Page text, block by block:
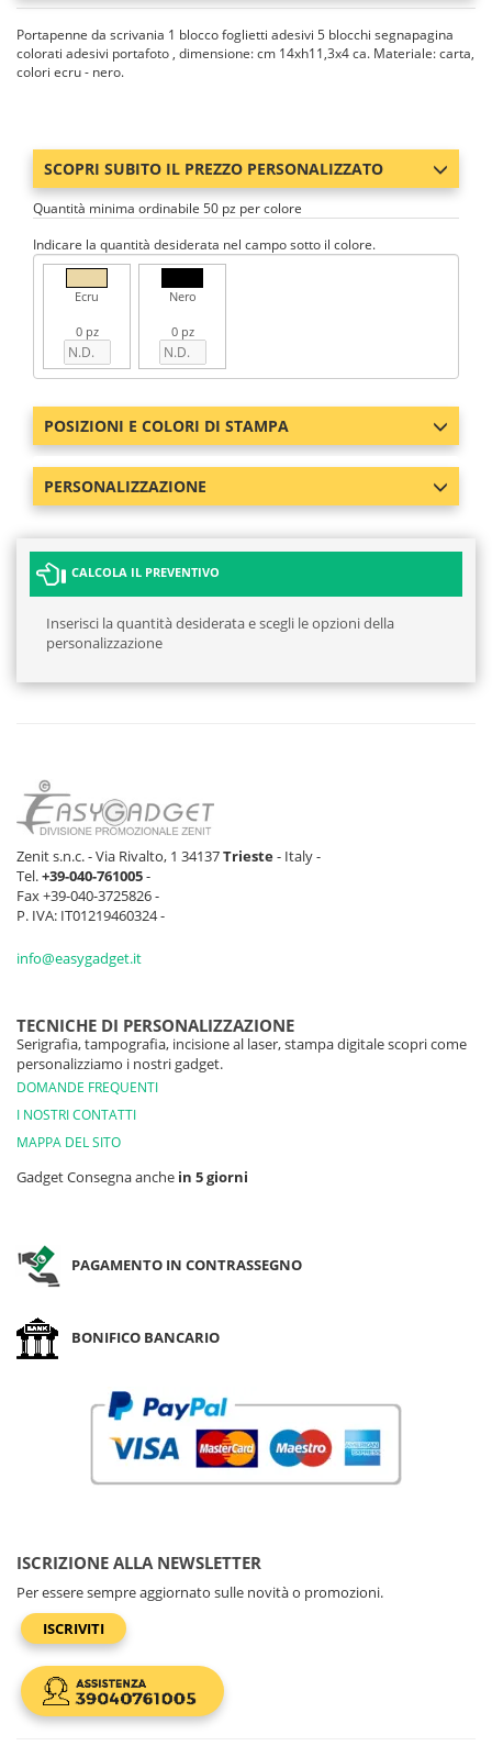
Portapenne da scrivania 1 blocco foglietti adesivi 5 blocchi segnapagina
colorati adesivi portafoto , dimensione: cm 14xh11,3x4 ca. Materiale: carta,
colori ecru - nero.
SCOPRI SUBITO IL PREZZO PERSONALIZZATO
Quantità minima ordinabile 50 pz per colore
Indicare la quantità desiderata nel campo sotto il colore.
Ecru
0 pz
Nero
0 pz
POSIZIONI E COLORI DI STAMPA
PERSONALIZZAZIONE
CALCOLA IL PREVENTIVO
Inserisci la quantità desiderata e scegli le opzioni della
personalizzazione
Zenit s.n.c. - Via Rivalto, 1 34137Trieste- Italy -
Tel.+39-040-761005-
Fax +39-040-3725826 -
P. IVA: IT01219460324 -
info@easygadget.it
TECNICHE DI PERSONALIZZAZIONE
Serigrafia, tampografia, incisione al laser, stampa digitale scopri come
personalizziamo i nostri gadget.
DOMANDE FREQUENTI
I NOSTRI CONTATTI
MAPPA DEL SITO
Gadget Consegna anche in 5 giorni
PAGAMENTO IN CONTRASSEGNO
BONIFICO BANCARIO
ISCRIZIONE ALLA NEWSLETTER
Per essere sempre aggiornato sulle novità o promozioni.
ISCRIVITI